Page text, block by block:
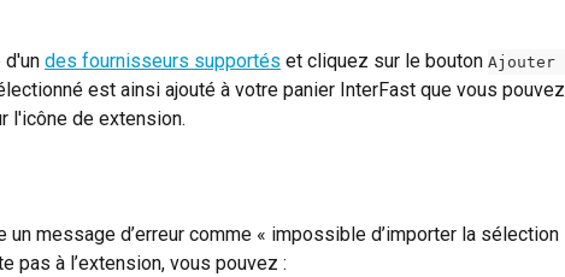
d'un des fournisseurs supportés et cliquez sur le bouton Ajouter
est ainsi ajouté à votre panier InterFast que vous pouvez
l'icône de extension.
un message d’erreur comme « impossible d’importer la sélection
pas à l’extension, vous pouvez :